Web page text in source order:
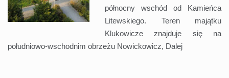
północny wschód od Kamieńca
Litewskiego. Teren majątku
Klukowicze znajduje się na
południowo-wschodnim obrzeżu Nowickowicz, Dalej